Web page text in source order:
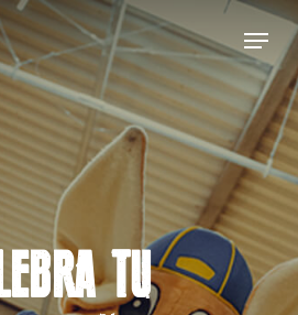
Menu
TU
Close
Menu